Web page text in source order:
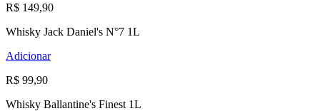
R$ 149,90
Whisky Jack Daniel's N°7 1L
Adicionar
R$ 99,90
Whisky Ballantine's Finest 1L